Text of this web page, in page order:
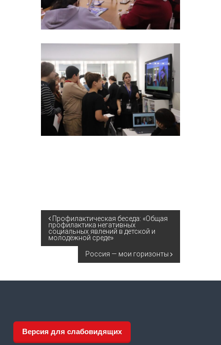
Н
а
а
Профилактическая беседа: «Общая
профилактика негативных
социальных явлений в детской и
молодёжной среде»
Россия — мои горизонты
Версия для слабовидящих